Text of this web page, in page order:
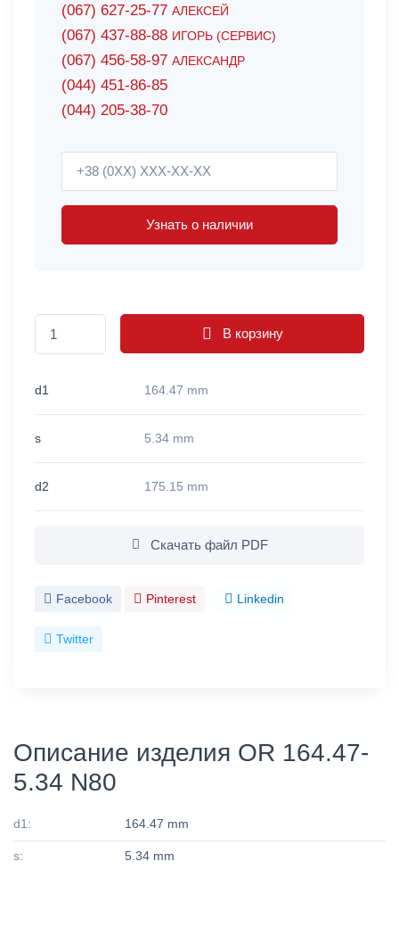
(067) 627-25-77 АЛЕКСЕЙ
(067) 437-88-88 ИГОРЬ (СЕРВИС)
(067) 456-58-97 АЛЕКСАНДР
(044) 451-86-85
(044) 205-38-70
Узнать о наличии
В корзину
d1 164.47 mm
s 5.34 mm
d2 175.15 mm
Скачать файл PDF
Facebook Pinterest Linkedin
Twitter
Описание изделия OR 164.47-
5.34 N80
d1: 164.47 mm
s: 5.34 mm